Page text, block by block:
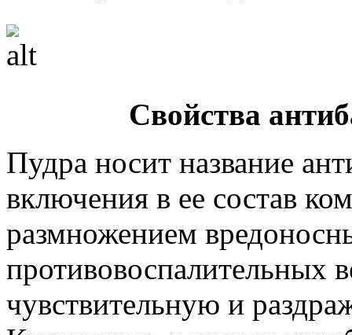
Свойства
Пудра носит название
включения в ее состав
размножением
противовоспалительных
чувствительную и